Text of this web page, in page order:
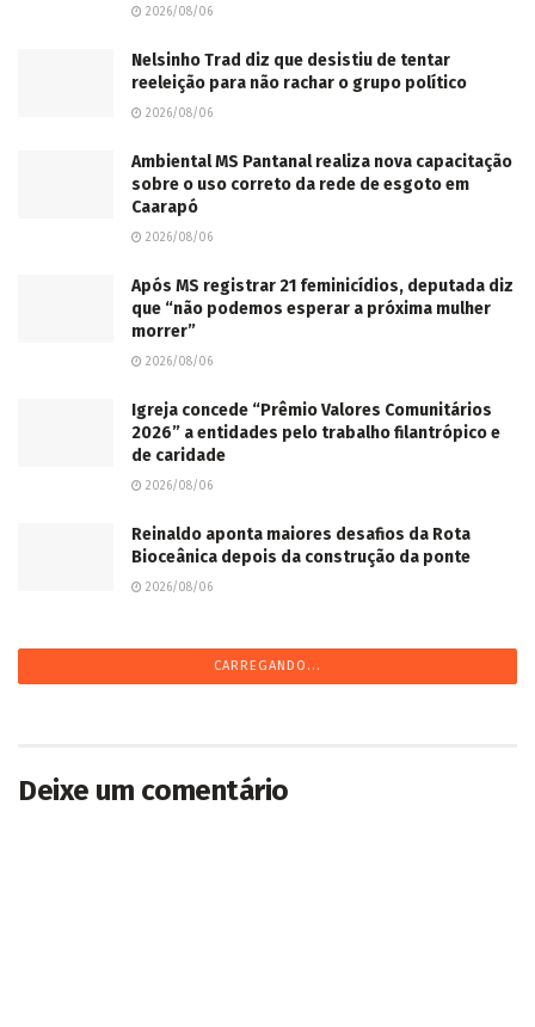
2026/08/06
Nelsinho Trad diz que desistiu de tentar
reeleição para não rachar o grupo político
2026/08/06
Ambiental MS Pantanal realiza nova capacitação
sobre o uso correto da rede de esgoto em
Caarapó
2026/08/06
Após MS registrar 21 feminicídios, deputada diz
que “não podemos esperar a próxima mulher
morrer”
2026/08/06
Igreja concede “Prêmio Valores Comunitários
2026” a entidades pelo trabalho filantrópico e
de caridade
2026/08/06
Reinaldo aponta maiores desafios da Rota
Bioceânica depois da construção da ponte
2026/08/06
CARREGANDO...
Deixe um comentário